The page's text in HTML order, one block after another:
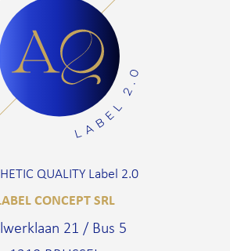
QUALITY Label 2.0
CONCEPT SRL
21 / Bus 5